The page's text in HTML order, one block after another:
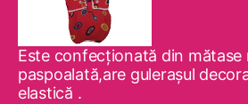
Este confecţionată din mătase
paspoalată,are guleraşul
elastică .